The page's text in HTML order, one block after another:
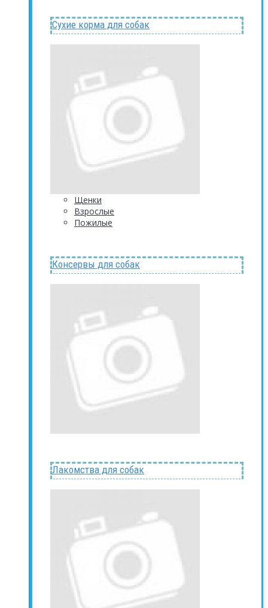
Сухие корма для собак
Щенки
Взрослые
Пожилые
Консервы для собак
Лакомства для собак